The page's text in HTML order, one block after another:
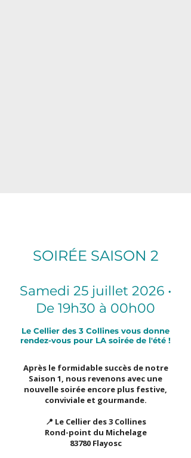
SOIRÉE SAISON 2
Samedi 25 juillet 2026 •
De 19h30 à 00h00
Le Cellier des 3 Collines vous donne
rendez-vous pour LA soirée de l'été !
Après le formidable succès de notre
Saison 1, nous revenons avec une
nouvelle soirée encore plus festive,
conviviale et gourmande.
📍 Le Cellier des 3 Collines
Rond-point du Michelage
83780 Flayosc